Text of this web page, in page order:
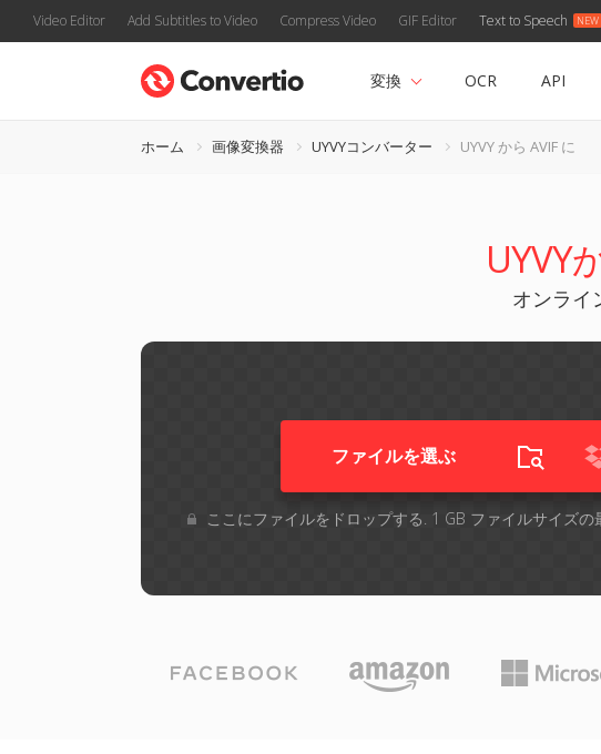
Video Editor Add Subtitles to Video Compress Video GIF Editor Text to Speech
変換 OCR API
ホーム 画像変換器 UYVYコンバーター UYVY から AVIF に
UYVY
オンライ
ファイルを選ぶ
ここにファイルをドロップする. 1 GB ファイルサイズの